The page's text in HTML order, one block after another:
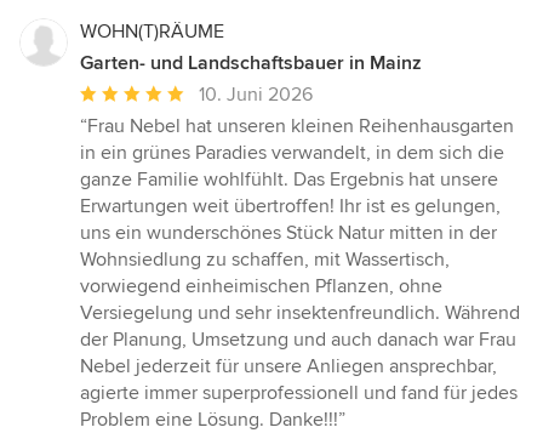
WOHN(T)RÄUME
Garten- und Landschaftsbauer in Mainz
Durchschnittliche
Bewertung:
5
von
5
Sternen
10. Juni 2026
“Frau Nebel hat unseren kleinen Reihenhausgarten
in ein grünes Paradies verwandelt, in dem sich die
ganze Familie wohlfühlt. Das Ergebnis hat unsere
Erwartungen weit übertroffen! Ihr ist es gelungen,
uns ein wunderschönes Stück Natur mitten in der
Wohnsiedlung zu schaffen, mit Wassertisch,
vorwiegend einheimischen Pflanzen, ohne
Versiegelung und sehr insektenfreundlich. Während
der Planung, Umsetzung und auch danach war Frau
Nebel jederzeit für unsere Anliegen ansprechbar,
agierte immer superprofessionell und fand für jedes
Problem eine Lösung. Danke!!!”